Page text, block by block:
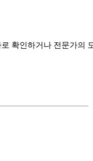
확인하거나 전문가의